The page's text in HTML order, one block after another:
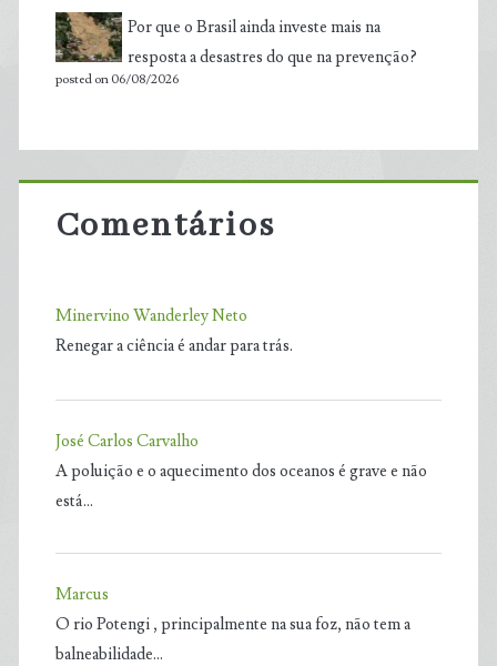
Por que o Brasil ainda investe mais na
resposta a desastres do que na prevenção?
posted on 06/08/2026
Comentários
Minervino Wanderley Neto
Renegar a ciência é andar para trás.
José Carlos Carvalho
A poluição e o aquecimento dos oceanos é grave e não
está…
Marcus
O rio Potengi , principalmente na sua foz, não tem a
balneabilidade…